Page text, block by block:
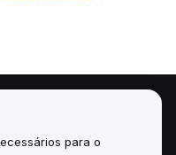
para o